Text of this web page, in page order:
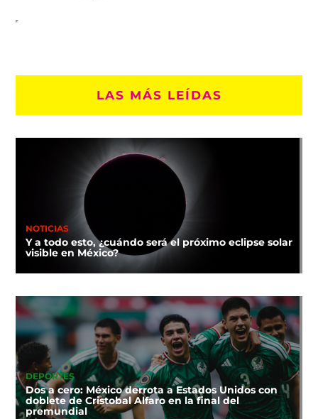
LAS MÁS LEÍDAS
NOTICIAS
Y a todo esto, ¿cuándo será el próximo eclipse solar
visible en México?
DEPORTES
Dos a cero: México derrota a Estados Unidos con
doblete de Cristobal Alfaro en la final del
premundial